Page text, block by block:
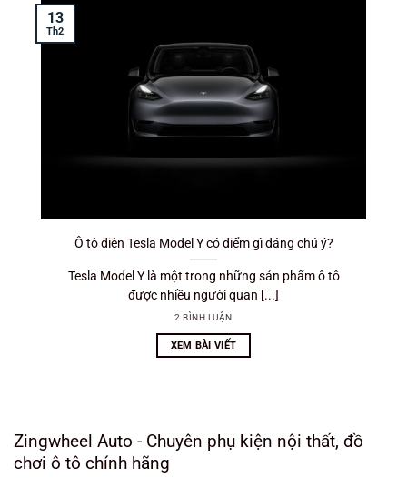
Ô tô điện Tesla Model Y có điểm gì đáng chú ý?
Tesla Model Y là một trong những sản phẩm ô tô
được nhiều người quan [...]
2 BÌNH LUẬN
XEM BÀI VIẾT
13
Th2
Zingwheel Auto - Chuyên phụ kiện nội thất, đồ
chơi ô tô chính hãng